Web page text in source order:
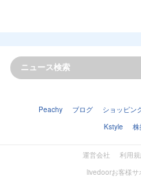
Peachy ブログ ショッピン
Kstyle
運営会社 利用
livedoorお客様サ